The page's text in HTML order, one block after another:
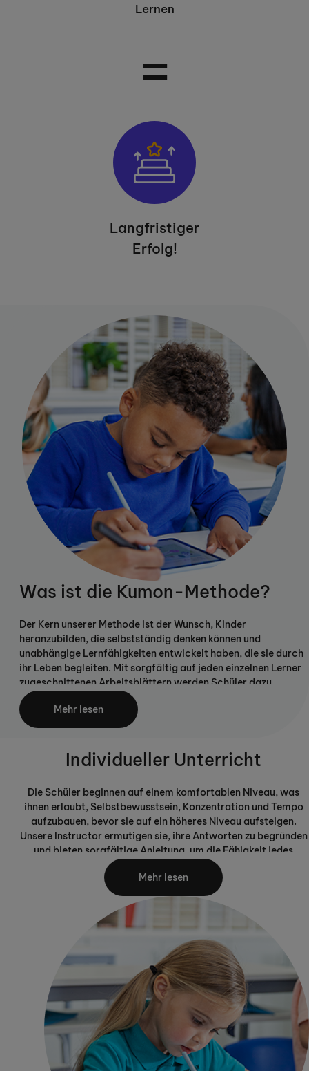
Lernen
=
Langfristiger
Erfolg!
Was ist die Kumon-Methode?
Der Kern unserer Methode ist der Wunsch, Kinder
heranzubilden, die selbstständig denken können und
unabhängige Lernfähigkeiten entwickelt haben, die sie durch
ihr Leben begleiten. Mit sorgfältig auf jeden einzelnen Lerner
zugeschnittenen Arbeitsblättern werden Schüler dazu
geführt, ihr eigenes Können zu entdecken und so eine solide
Basis des selbstständigen Lernens zu erarbeiten.
Mehr lesen
Individueller Unterricht
Die Schüler beginnen auf einem komfortablen Niveau, was
ihnen erlaubt, Selbstbewusstsein, Konzentration und Tempo
aufzubauen, bevor sie auf ein höheres Niveau aufsteigen.
Unsere Instructor ermutigen sie, ihre Antworten zu begründen
und bieten sorgfältige Anleitung, um die Fähigkeit jedes
Kindes, selbstständig zu lernen, zu fördern. Sie beobachten
jeden Schüler stets und passen das Lernniveau individuell an.
Mehr lesen